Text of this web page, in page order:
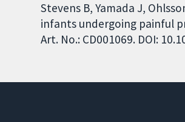
Stevens B, Yamada J,
infants undergoing painful
Art. No.: CD001069. DOI: